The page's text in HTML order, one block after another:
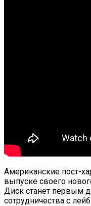
Американские пост-
выпуске своего
Диск станет первым
сотрудничества с